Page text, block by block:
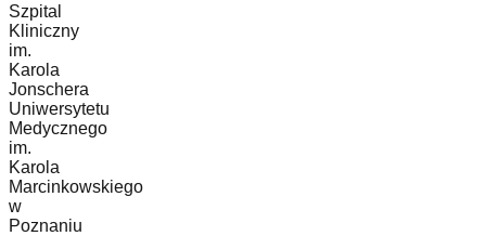
Szpital
Kliniczny
im.
Karola
Jonschera
Uniwersytetu
Medycznego
im.
Karola
Marcinkowskiego
w
Poznaniu